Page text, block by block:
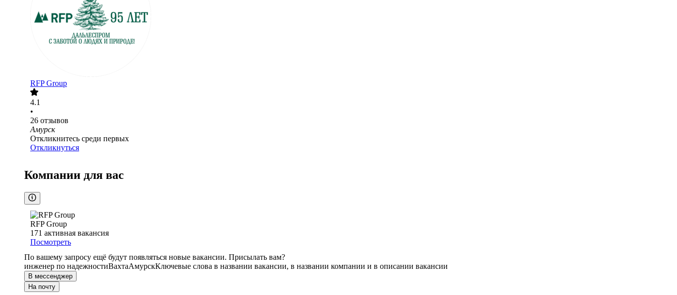
RFP Group
4.1
•
26 отзывов
Амурск
Откликнитесь среди первых
Откликнуться
Компании для вас
RFP Group
171 активная вакансия
Посмотреть
По вашему запросу ещё будут появляться новые вакансии. Присылать вам?
инженер по надежностиВахтаАмурскКлючевые слова в названии вакансии, в названии компании и в описании вакансии
В мессенджер
На почту